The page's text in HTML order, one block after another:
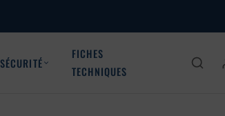
SÉCURITÉ
FICHES
TECHNIQUES